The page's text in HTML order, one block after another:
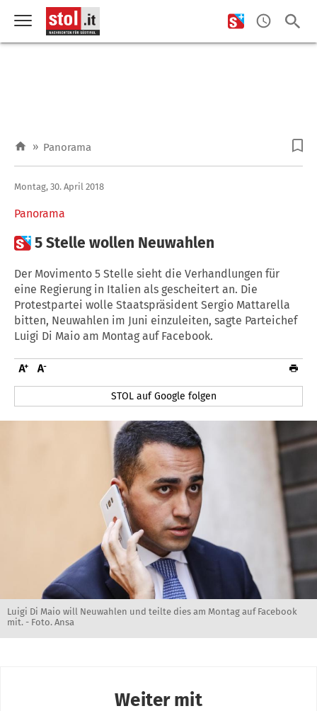
» Panorama
Panorama
Montag, 30. April 2018
5 Stelle wollen Neuwahlen
Der Movimento 5 Stelle sieht die Verhandlungen für
eine Regierung in Italien als gescheitert an. Die
Protestpartei wolle Staatspräsident Sergio Mattarella
bitten, Neuwahlen im Juni einzuleiten, sagte Parteichef
Luigi Di Maio am Montag auf Facebook.
STOL auf Google folgen
Luigi Di Maio will Neuwahlen und teilte dies am Montag auf Facebook
mit. - Foto. Ansa